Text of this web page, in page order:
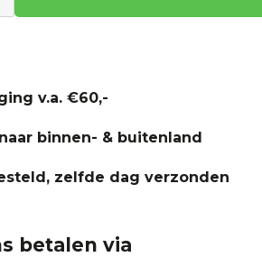
v.a. €60,-
binnen- & buitenland
zelfde dag verzonden
betalen via